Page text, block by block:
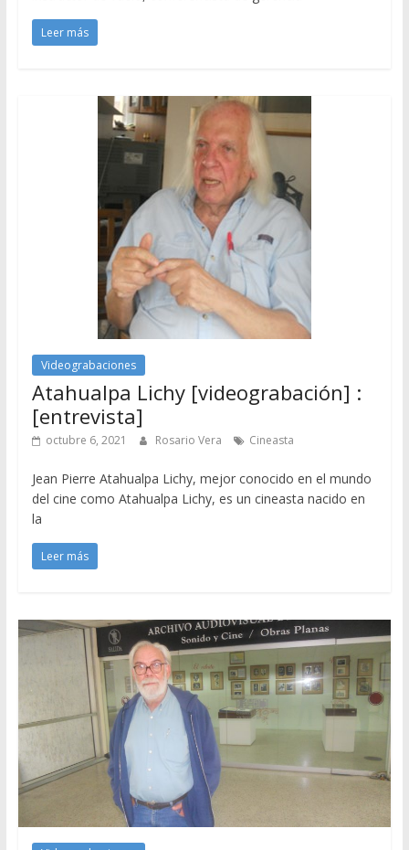
Leer más
Videograbaciones
Atahualpa Lichy [videograbación] :
[entrevista]
octubre 6, 2021 Rosario Vera Cineasta
Jean Pierre Atahualpa Lichy, mejor conocido en el mundo
del cine como Atahualpa Lichy, es un cineasta nacido en
la
Leer más